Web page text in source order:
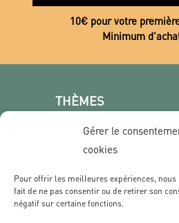
Gérer le
cookies
Pour offrir les meilleures expériences, nous
fait de ne pas consentir ou de retirer son
négatif sur certaine fonctions.
10€ pour votre
Minimum
THÈMES
Poster photo
Les villes
Film & Série